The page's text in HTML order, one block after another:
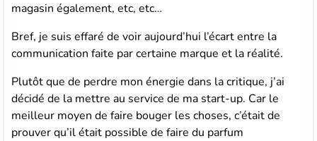
magasin également, etc, etc…
Bref, je suis effaré de voir aujourd’hui l’écart entre la
communication faite par certaine marque et la réalité.
Plutôt que de perdre mon énergie dans la critique, j’ai
décidé de la mettre au service de ma start-up. Car le
meilleur moyen de faire bouger les choses, c’était de
prouver qu’il était possible de faire du parfum